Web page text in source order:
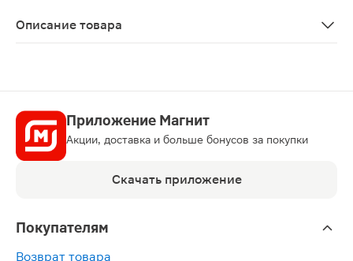
Описание товара
Приложение Магнит
Акции, доставка и больше бонусов за покупки
Скачать приложение
Покупателям
Возврат товара